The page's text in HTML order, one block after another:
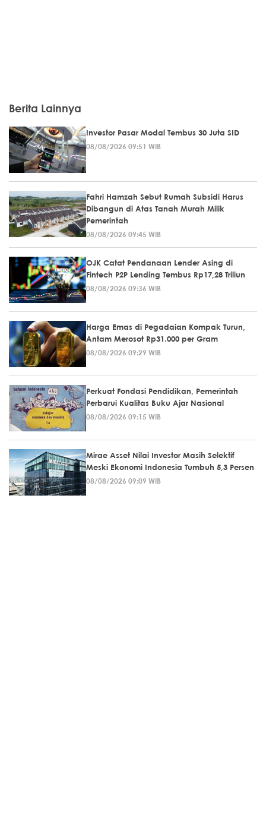
Berita Lainnya
Investor Pasar Modal Tembus 30 Juta SID
08/08/2026 09:51 WIB
Fahri Hamzah Sebut Rumah Subsidi Harus
Dibangun di Atas Tanah Murah Milik
Pemerintah
08/08/2026 09:45 WIB
OJK Catat Pendanaan Lender Asing di
Fintech P2P Lending Tembus Rp17,28 Triliun
08/08/2026 09:36 WIB
Harga Emas di Pegadaian Kompak Turun,
Antam Merosot Rp31.000 per Gram
08/08/2026 09:29 WIB
Perkuat Fondasi Pendidikan, Pemerintah
Perbarui Kualitas Buku Ajar Nasional
08/08/2026 09:15 WIB
Mirae Asset Nilai Investor Masih Selektif
Meski Ekonomi Indonesia Tumbuh 5,3 Persen
08/08/2026 09:09 WIB